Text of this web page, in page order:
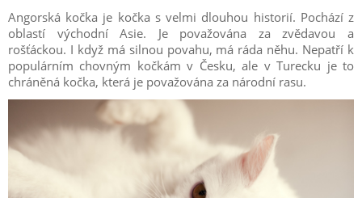
Angorská kočka je kočka s velmi dlouhou historií. Pochází z
oblastí východní Asie. Je považována za zvědavou a
rošťáckou. I když má silnou povahu, má ráda něhu. Nepatří k
populárním chovným kočkám v Česku, ale v Turecku je to
chráněná kočka, která je považována za národní rasu.